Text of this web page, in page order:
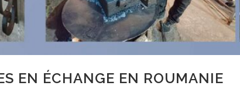
EN ÉCHANGE EN ROUMANIE